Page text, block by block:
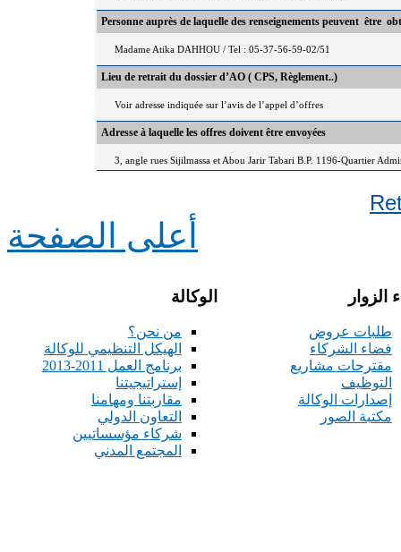
Personne auprès de laquelle des renseignements peuvent être
Madame Atika DAHHOU / Tel : 05-37-56-59-02/51
Lieu de retrait du dossier d’AO ( CPS, Règlement..)
Voir adresse indiquée sur l’avis de l’appel d’offres
Adresse à laquelle les offres doivent être envoyées
3, angle rues Sijilmassa et Abou Jarir Tabari B.P. 1196-Quartier
أعلى الصفحة
الوكالة
من نحن؟
الهيكل التنظيمي للوكالة
برنامج العمل 2011-2013
إستراتيجيتنا
مقاربتنا ومهامنا
التعاون الدولي
شركاء مؤسساتيين
المجتمع المدني
الزوار
طلبات عروض
فضاء الشركاء
مقترحات مشاريع
التوظيف
إصدارات الوكالة
مكتبة الصور